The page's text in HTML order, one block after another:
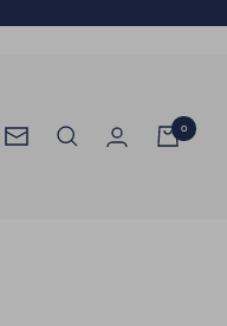
Newsletter 0